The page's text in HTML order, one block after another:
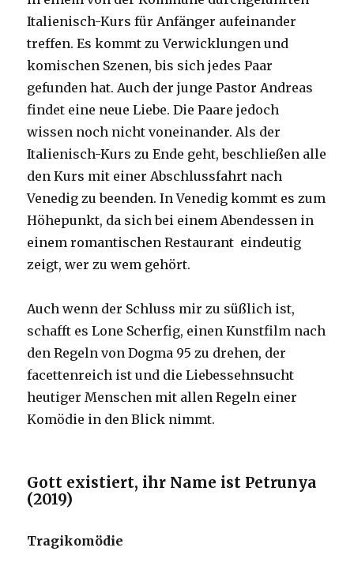
Italienisch-Kurs für Anfänger aufeinander
treffen. Es kommt zu Verwicklungen und
komischen Szenen, bis sich jedes Paar
gefunden hat. Auch der junge Pastor Andreas
findet eine neue Liebe. Die Paare jedoch
wissen noch nicht voneinander. Als der
Italienisch-Kurs zu Ende geht, beschließen alle
den Kurs mit einer Abschlussfahrt nach
Venedig zu beenden. In Venedig kommt es zum
Höhepunkt, da sich bei einem Abendessen in
einem romantischen Restaurant eindeutig
zeigt, wer zu wem gehört.
Auch wenn der Schluss mir zu süßlich ist,
schafft es Lone Scherfig, einen Kunstfilm nach
den Regeln von Dogma 95 zu drehen, der
facettenreich ist und die Liebessehnsucht
heutiger Menschen mit allen Regeln einer
Komödie in den Blick nimmt.
Gott existiert, ihr Name ist Petrunya
(2019)
Tragikomödie